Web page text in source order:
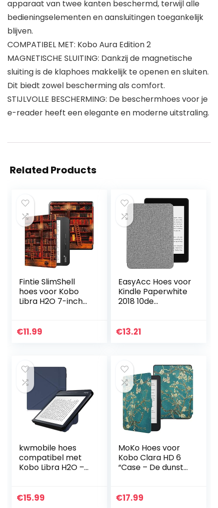
apparaat van twee kanten beschermd, terwijl alle
bedieningselementen en aansluitingen toegankelijk
blijven.
COMPATIBEL MET: Kobo Aura Edition 2
MAGNETISCHE SLUITING: Dankzij de magnetische
sluiting is de klaphoes makkelijk te openen en sluiten.
Dit biedt zowel bescherming als comfort.
STIJLVOLLE BESCHERMING: De beschermhoes voor je
e-reader heeft een elegante en moderne uitstraling.
Related Products
Fintie SlimShell
hoes voor Kobo
Libra H2O 7-inch
Beschermend
€11.99
EasyAcc Hoes voor
Kindle Paperwhite
2018 10de
Case met
€13.21
kwmobile hoes
compatibel met
Kobo Libra H2O –
donkerblauw
€15.99
MoKo Hoes voor
Kobo Clara HD 6
“Case – De dunste
Smart Cover met
€17.99